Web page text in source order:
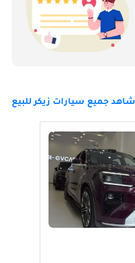
حاليًا، تقف زكر شامخة كلاعب بارز في سوق السيارات الكهربائية في الإمارات العربية المتحدة. ويتجلى التزام العلامة التجارية بالابتكار في عمليات التصنيع الحديثة وسعيها الدؤوب
الكهربائية المتقدمة ووسائل الراحة الفاخرة والأداء المتفوق، نجحت شركة زكر في تلبية الطلب في دولة الإمارات العربية المتحدة على المركبات المتطورة والمستدامة. إن تركيز
شاهد جميع سيارات زيكر للبيع